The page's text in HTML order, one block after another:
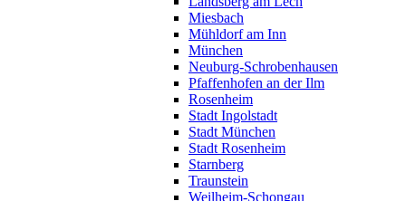
Miesbach
Mühldorf am Inn
München
Neuburg-Schrobenhausen
Pfaffenhofen an der Ilm
Rosenheim
Stadt Ingolstadt
Stadt München
Stadt Rosenheim
Starnberg
Traunstein
Weilheim-Schongau